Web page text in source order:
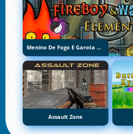
Menino De Fogo E Garota De Água 5: Elementos
Assault Zone